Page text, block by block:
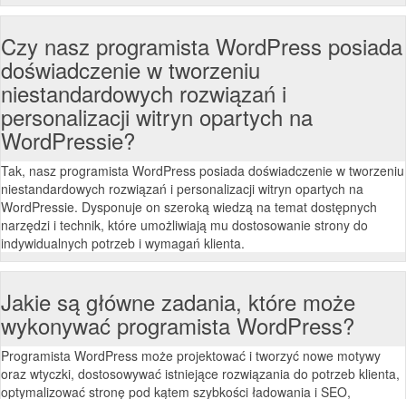
Czy nasz programista WordPress posiada
doświadczenie w tworzeniu
niestandardowych rozwiązań i
personalizacji witryn opartych na
WordPressie?
Tak, nasz programista WordPress posiada doświadczenie w tworzeniu
niestandardowych rozwiązań i personalizacji witryn opartych na
WordPressie. Dysponuje on szeroką wiedzą na temat dostępnych
narzędzi i technik, które umożliwiają mu dostosowanie strony do
indywidualnych potrzeb i wymagań klienta.
Jakie są główne zadania, które może
wykonywać programista WordPress?
Programista WordPress może projektować i tworzyć nowe motywy
oraz wtyczki, dostosowywać istniejące rozwiązania do potrzeb klienta,
optymalizować stronę pod kątem szybkości ładowania i SEO,